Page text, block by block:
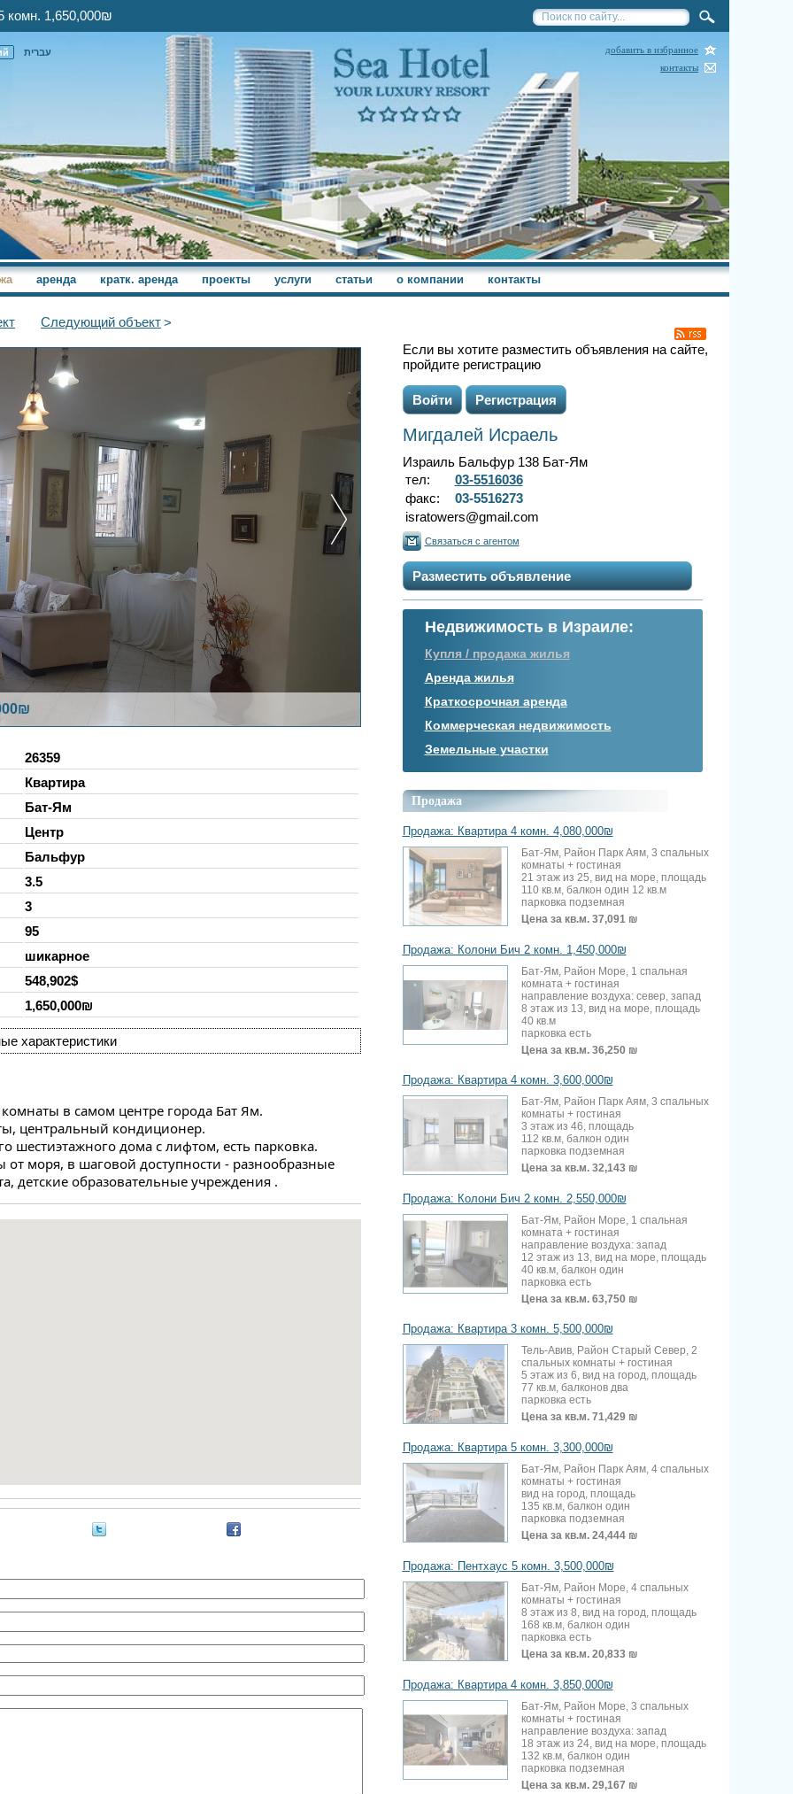
комн. 1,650,000₪
עברית
добавить в избранное
контакты
аренда кратк. аренда проекты услуги статьи о компании контакты
Следующийобъект
26359
Квартира
Бат-Ям
Центр
Бальфур
3.5
3
95
шикарное
548,902$
1,650,000₪
характеристики
в самом центре города Бат Ям.
центральный кондиционер.
шестиэтажного дома с лифтом, есть парковка.
моря, в шаговой доступности - разнообразные
детские образовательные учреждения .
Если вы хотите разместить объявления на сайте,
пройдите регистрацию
Войти Регистрация
Мигдалей Исраель
Израиль Бальфур 138 Бат-Ям
тел:
03-5516036
факс:
03-5516273
isratowers@gmail.com
Связаться с агентом
Разместить объявление
Недвижимость в Израиле:
Купля / продажа жилья
Аренда жилья
Краткосрочная аренда
Коммерческая недвижимость
Земельные участки
Продажа
Продажа: Квартира 4 комн. 4,080,000₪
Бат-Ям, Район Парк Аям, 3 спальных
комнаты + гостиная
21 этаж из 25, вид на море, площадь
110 кв.м, балкон один 12 кв.м
парковка подземная
Цена за кв.м. 37,091 ₪
Продажа: Колони Бич 2 комн. 1,450,000₪
Бат-Ям, Район Море, 1 спальная
комната + гостиная
направление воздуха: север, запад
8 этаж из 13, вид на море, площадь
40 кв.м
парковка есть
Цена за кв.м. 36,250 ₪
Продажа: Квартира 4 комн. 3,600,000₪
Бат-Ям, Район Парк Аям, 3 спальных
комнаты + гостиная
3 этаж из 46, площадь
112 кв.м, балкон один
парковка подземная
Цена за кв.м. 32,143 ₪
Продажа: Колони Бич 2 комн. 2,550,000₪
Бат-Ям, Район Море, 1 спальная
комната + гостиная
направление воздуха: запад
12 этаж из 13, вид на море, площадь
40 кв.м, балкон один
парковка есть
Цена за кв.м. 63,750 ₪
Продажа: Квартира 3 комн. 5,500,000₪
Тель-Авив, Район Старый Север, 2
спальных комнаты + гостиная
5 этаж из 6, вид на город, площадь
77 кв.м, балконов два
парковка есть
Цена за кв.м. 71,429 ₪
Продажа: Квартира 5 комн. 3,300,000₪
Бат-Ям, Район Парк Аям, 4 спальных
комнаты + гостиная
вид на город, площадь
135 кв.м, балкон один
парковка подземная
Цена за кв.м. 24,444 ₪
Продажа: Пентхаус 5 комн. 3,500,000₪
Бат-Ям, Район Море, 4 спальных
комнаты + гостиная
8 этаж из 8, вид на город, площадь
168 кв.м, балкон один
парковка есть
Цена за кв.м. 20,833 ₪
Продажа: Квартира 4 комн. 3,850,000₪
Бат-Ям, Район Море, 3 спальных
комнаты + гостиная
направление воздуха: запад
18 этаж из 24, вид на море, площадь
132 кв.м, балкон один
парковка подземная
Цена за кв.м. 29,167 ₪